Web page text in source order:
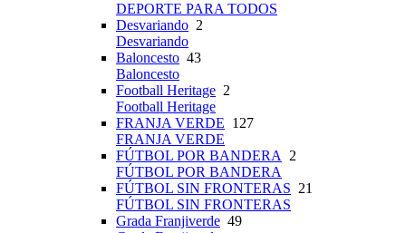
DEPORTE PARA TODOS
Desvariando 2
Desvariando
Baloncesto 43
Baloncesto
Football Heritage 2
Football Heritage
FRANJA VERDE 127
FRANJA VERDE
FÚTBOL POR BANDERA
2
FÚTBOL POR BANDERA
FÚTBOL SIN FRONTERAS 21
FÚTBOL SIN FRONTERAS
Grada Franjiverde 49